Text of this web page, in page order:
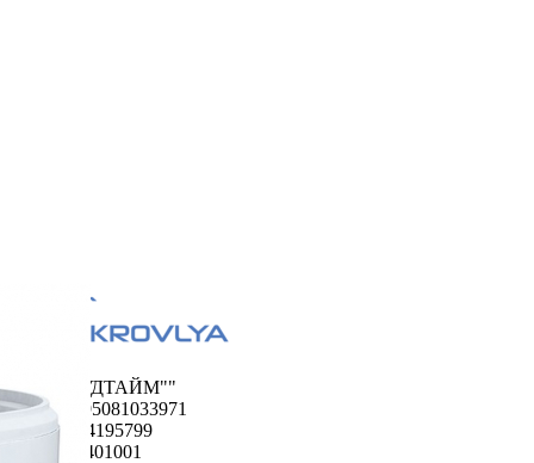
ООО "ФУДТАЙМ""
ОГРН 1195081033971
ИНН 5024195799
КПП 502401001